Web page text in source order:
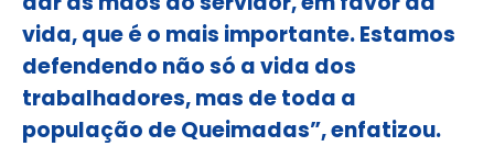
vida, que é o mais importante. Estamos
defendendo não só a vida dos
trabalhadores, mas de toda a
população de Queimadas”, enfatizou.